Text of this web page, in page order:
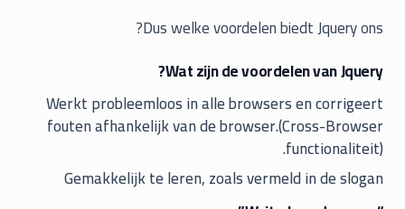
Dus welke voordelen biedt Jquery ons?
Wat zijn de voordelen van Jquery?
Werkt probleemloos in alle browsers en corrigeert
fouten afhankelijk van de browser.(Cross-Browser
functionaliteit).
Gemakkelijk te leren, zoals vermeld in de slogan